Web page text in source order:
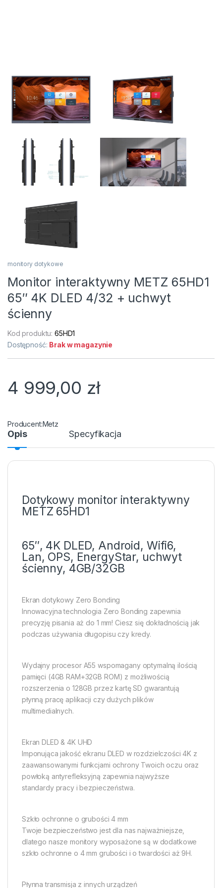
monitory dotykowe
Monitor interaktywny METZ 65HD1
65″ 4K DLED 4/32 + uchwyt
ścienny
Kod produktu:65HD1
Dostępność: Brak w magazynie
4 999,00 zł
Metz
Opis Specyfikacja
Dotykowy monitor interaktywny
METZ 65HD1
65″, 4K DLED, Android, Wifi6,
Lan, OPS, EnergyStar, uchwyt
ścienny, 4GB/32GB
Ekran dotykowy Zero Bonding
Innowacyjna technologia Zero Bonding zapewnia
precyzję pisania aż do 1 mm! Ciesz się dokładnością jak
podczas używania długopisu czy kredy.
Wydajny procesor A55 wspomagany optymalną ilością
pamięci (4GB RAM+32GB ROM) z możliwością
rozszerzenia o 128GB przez kartę SD gwarantują
płynną pracę aplikacji czy dużych plików
multimedialnych.
Ekran DLED & 4K UHD
Imponująca jakość ekranu DLED w rozdzielczości 4K z
zaawansowanymi funkcjami ochrony Twoich oczu oraz
powłoką antyrefleksyjną zapewnia najwyższe
standardy pracy i bezpieczeństwa.
Szkło ochronne o grubości 4 mm
Twoje bezpieczeństwo jest dla nas najważniejsze,
dlatego nasze monitory wyposażone są w dodatkowe
szkło ochronne o 4 mm grubości i o twardości aż 9H.
Płynna transmisja z innych urządzeń